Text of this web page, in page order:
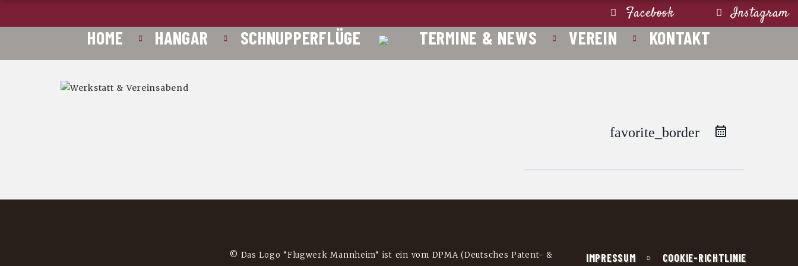
Facebook Instagram
HOME HANGAR SCHNUPPERFLÜGE TERMINE & NEWS VEREIN KONTAKT
favorite_border
© Das Logo “Flugwerk Mannheim“ ist ein vom DPMA (Deutsches Patent- & IMPRESSUM COOKIE-RICHTLINIE